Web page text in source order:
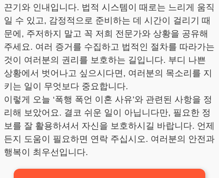
끈기와 인내입니다. 법적 시스템이 때로는 느리게 움직
일 수 있고, 감정적으로 준비하는 데 시간이 걸리기 때
문에, 주저하지 말고 꼭 저희 전문가와 상황을 공유해
주세요. 여러 증거를 수집하고 법적인 절차를 따라가는
것이 여러분의 권리를 보호하는 길입니다. 부디 나쁜
상황에서 벗어나고 싶으시다면, 여러분의 목소리를 지
키는 일이 무엇보다 중요합니다.
이렇게 오늘 ‘폭행 폭언 이혼 사유’와 관련된 사항을 정
리해 보았어요. 결코 쉬운 일이 아닙니다만, 필요한 정
보를 잘 활용하셔서 자신을 보호하시길 바랍니다. 언제
든지 도움이 필요하면 연락 주십시오. 여러분의 안전과
행복이 최우선입니다.